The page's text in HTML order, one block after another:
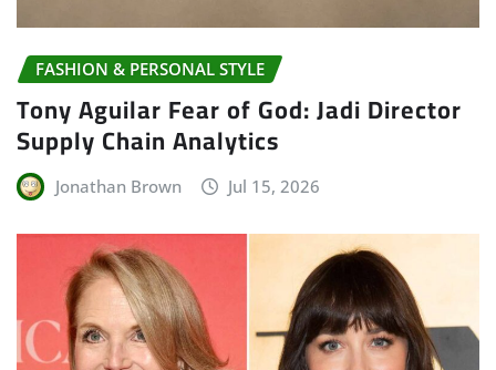
FASHION & PERSONAL STYLE
Tony Aguilar Fear of God: Jadi Director
Supply Chain Analytics
Jonathan Brown Jul 15, 2026